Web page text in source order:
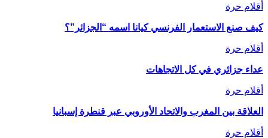
أقلام حرة
كيف صنع الاستعمار الفرنسي كيانا اسمه “الجزائر”؟
أقلام حرة
عداء جزائري في كل الاتجاهات
أقلام حرة
العلاقة بين المغرب والاتحاد الأوروبي عبر قنطرة إسبانيا
أقلام حرة